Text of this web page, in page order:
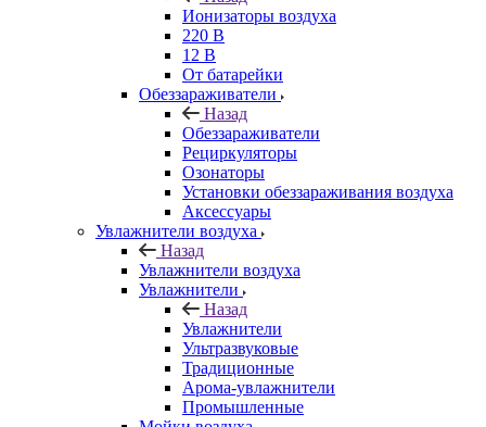
Ионизаторы воздуха
220 В
12 В
От батарейки
Обеззараживатели
Назад
Обеззараживатели
Рециркуляторы
Озонаторы
Установки обеззараживания воздуха
Аксессуары
Увлажнители воздуха
Назад
Увлажнители воздуха
Увлажнители
Назад
Увлажнители
Ультразвуковые
Традиционные
Арома-увлажнители
Промышленные